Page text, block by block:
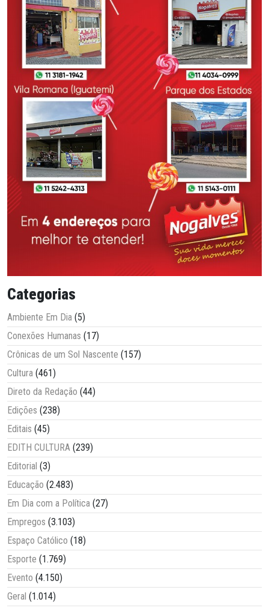
Categorias
Ambiente Em Dia (5)
Conexões Humanas (17)
Crônicas de um Sol Nascente (157)
Cultura (461)
Direto da Redação (44)
Edições (238)
Editais (45)
EDITH CULTURA (239)
Editorial (3)
Educação (2.483)
Em Dia com a Política (27)
Empregos (3.103)
Espaço Católico (18)
Esporte (1.769)
Evento (4.150)
Geral (1.014)